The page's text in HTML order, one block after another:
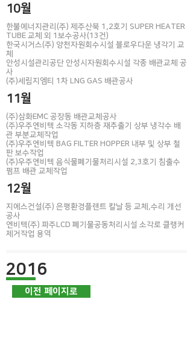
이전 페이지로
10월
한불에너지관리(주) 제주산북 1,2호기 SUPER HEATER
TUBE 교체 외 1보수공사(13건)
한국시거스(주) 양천자원회수시설 블로우다운 냉각기 교
체
안성시설관리공단 안성시자원회수시설 각종 배관교체 공
사
​(주)세림지엠티 1차 LNG GAS 배관공사
11월
(주)삼화EMC 공장동 배관교체공사
(주)우주엔비텍 소각동 지하층 재추출기 상부 냉각수 배
관 부분교체작업
​(주)우주엔비텍 BAG FILTER HOPPER 내부 및 상부 철
판 보수작업
​(주)우주엔비텍 음식물폐기물처리시설 2,3호기 침출수
펌프 배관 교체작업
12월
지에스건설(주) 은평환경플랜트 칼날 등 교체,수리 개선
공사
​엔비텍(주) 파주LCD 폐기물공동처리시설 소각로 클랭커
제거작업 용역
2016